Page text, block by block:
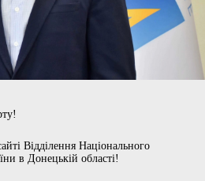
Відділення Національного
в Донецькій області!